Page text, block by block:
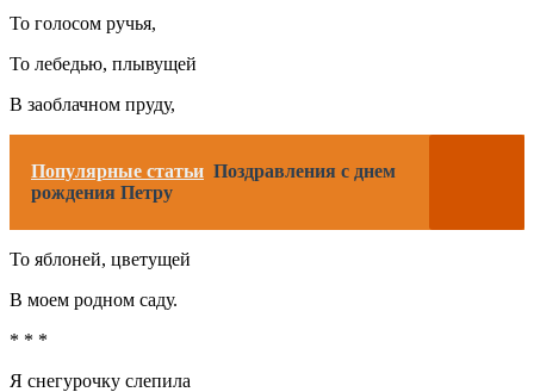
То голосом ручья,
То лебедью, плывущей
В заоблачном пруду,
Популярные статьи Поздравления с днем
рождения Петру
То яблоней, цветущей
В моем родном саду.
* * *
Я снегурочку слепила